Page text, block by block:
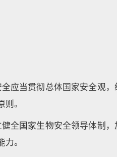
应当贯彻总体国家安全观
。
全国家生物安全领导体制，
。